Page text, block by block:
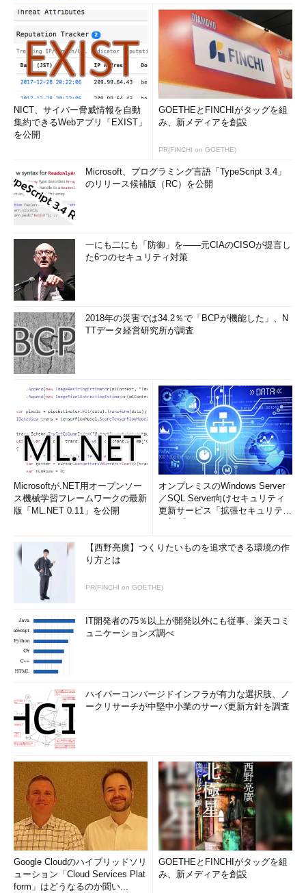
eval $変数名
（変数の内容をコマンドとしてシェルに実行させる）
eval $SHELL --version
（「/bin/bash --version」を実行。/bin/bashは変数SHELLの
内容）（画面3）
ろ
入れ子になった変数の内容を展開する
「 eval '$'$変数名
きます。シングルクオーテーションの位置に注意してください。
例えば変数ver1に文字列seagullをセットし、変数targetに文字
列ver1をセットしたとしましょう。
「eval echo '$'$target」で「echo $ver1」を実行できます
画面4
）。また、「eval ls '$'$target」では「ls seagull」を実
行します。
画面4 入れ子になった変数を展開して実行したところ
目次に戻る
筆者紹介
西村 めぐみ（にしむら めぐみ）
PC-9801NからのDOSユーザー。PC-486DX時代にDOS版UNIX-
like toolsを経てLinuxへ。1992年より生産管理のパッケージソ
フトウェアの開発およびサポート業務を担当。著書に『図解で
わかるLinux』『らぶらぶLinuxシリーズ』『Accessではじめる
データベース超入門［改訂2版］』『macOSコマンド入門』な
ど。2011年より、地方自治体の在宅就業支援事業にてPC基礎お
よびMicrosoft Office関連の教材作成およびeラーニング指導を
NICT、サイバー脅威情報を自動
集約できるWebアプリ「EXIST」
を公開
GOETHEとFINCHIがタッグを組
み、新メディアを創設
PR(FINCHI on GOETHE)
Microsoft、プログラミング言語「TypeScript 3.4」
のリリース候補版（RC）を公開
一にも二にも「防御」を――元CIAのCISOが提言し
た6つのセキュリティ対策
2018年の災害では34.2％で「BCPが機能した」、N
TTデータ経営研究所が調査
Microsoftが.NET用オープンソー
ス機械学習フレームワークの最新
版「ML.NET 0.11」を公開
オンプレミスのWindows Server
／SQL Server向けセキュリティ
更新サービス「拡張セキュリティ
【西野亮廣】つくりたいものを追求できる環境の作
り方とは
PR(FINCHI on GOETHE)
IT開発者の75％以上が開発以外にも従事、楽天コミ
ュニケーションズ調べ
ハイパーコンバージドインフラが有力な選択肢、ノ
ークリサーチが中堅中小業のサーバ更新方針を調査
Google Cloudのハイブリッドソリ
ューション「Cloud Services Plat
form」はどうなるのか聞い...
GOETHEとFINCHIがタッグを組
み、新メディアを創設